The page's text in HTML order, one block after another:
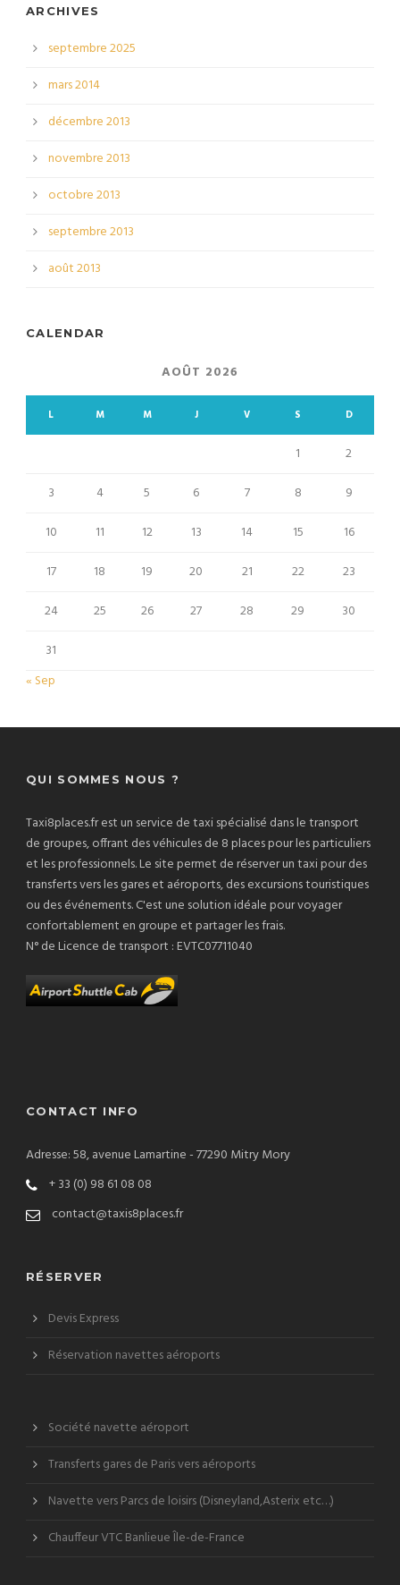
ARCHIVES
septembre 2025
mars 2014
décembre 2013
novembre 2013
octobre 2013
septembre 2013
août 2013
CALENDAR
AOÛT 2026
L M M J V S D
1
2
3
4 5 6 7 8
9
10
11 12 13 14 15
16
17
18 19 20 21 22
23
24
25 26 27 28 29
30
31
« Sep
QUI SOMMES NOUS ?
Taxi8places.fr est un service de taxi spécialisé dans le transport
de groupes, offrant des véhicules de 8 places pour les particuliers
et les professionnels. Le site permet de réserver un taxi pour des
transferts vers les gares et aéroports, des excursions touristiques
ou des événements. C'est une solution idéale pour voyager
confortablement en groupe et partager les frais.
N° de Licence de transport : EVTC07711040
CONTACT INFO
Adresse: 58, avenue Lamartine - 77290 Mitry Mory
+ 33 (0) 98 61 08 08
contact@taxis8places.fr
RÉSERVER
Devis Express
Réservation navettes aéroports
Société navette aéroport
Transferts gares de Paris vers aéroports
Navette vers Parcs de loisirs (Disneyland,Asterix etc…)
Chauffeur VTC Banlieue Île-de-France